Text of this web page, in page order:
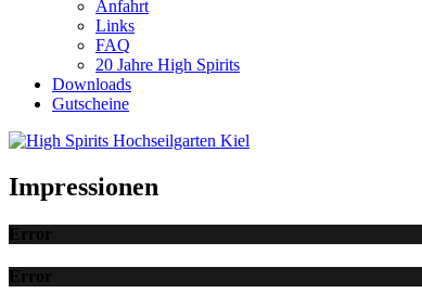
Anfahrt
Links
FAQ
20 Jahre High Spirits
Downloads
Gutscheine
Impressionen
Error
Error